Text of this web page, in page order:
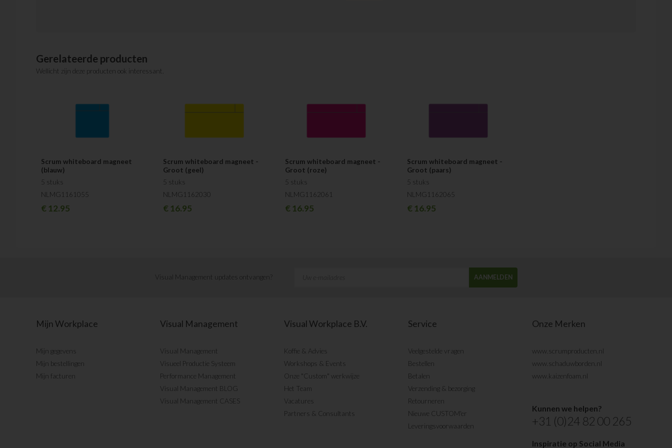
Gerelateerde producten
Wellicht zijn deze producten ook interessant.
Scrum whiteboard magneet
(blauw)
5 stuks
NLMG1161055
€12.95
Scrum whiteboard magneet -
Groot (geel)
5 stuks
NLMG1162030
€16.95
Scrum whiteboard magneet -
Groot (roze)
5 stuks
NLMG1162061
€16.95
Scrum whiteboard magneet -
Groot (paars)
5 stuks
NLMG1162065
€16.95
Visual Management updates ontvangen? AANMELDEN
Mijn Workplace
Mijn gegevens
Mijn bestellingen
Mijn facturen
Visual Management
Visual Management
Visueel Productie Systeem
Performance Management
Visual Management BLOG
Visual Management CASES
Visual Workplace B.V.
Koffie & Advies
Workshops & Events
Onze "Custom" werkwijze
Het Team
Vacatures
Partners & Consultants
Service
Veelgestelde vragen
Bestellen
Betalen
Verzending & bezorging
Retourneren
Nieuwe CUSTOM'er
Leveringsvoorwaarden
Onze Merken
www.scrumproducten.nl
www.schaduwborden.nl
www.kaizenfoam.nl
Kunnen we helpen?
+31 (0)24 82 00 265
Inspiratie op Social Media